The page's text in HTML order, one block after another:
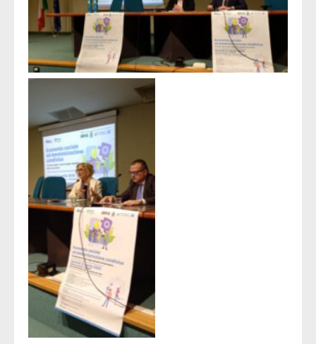
On. Lucia Albano e Gabriele Sepio
Chiara Biondi e
Luciano Gallo